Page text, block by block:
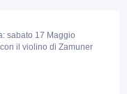
sabato 17 Maggio
il violino di Zamuner